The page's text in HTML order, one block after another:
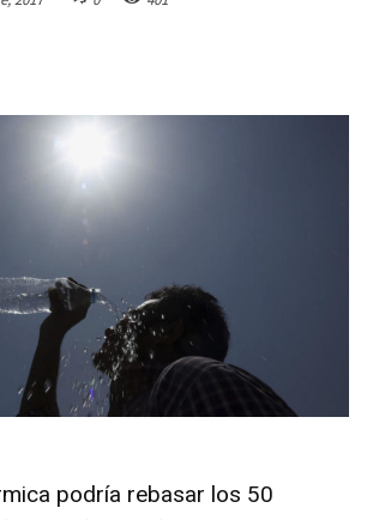
podría rebasar los 50